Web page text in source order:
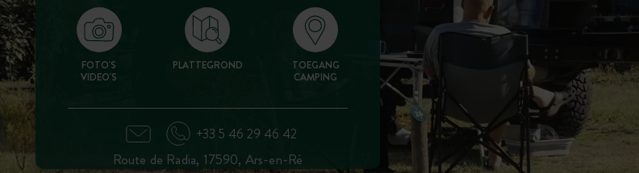
FOTO'S
VIDEO'S
PLATTEGROND
TOEGANG
CAMPING
+33 5 46 29 46 42
Route de Radia, 17590, Ars-en-Ré